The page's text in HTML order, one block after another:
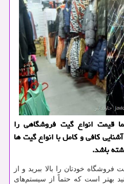
قیمت انواع گیت فروشگاهی را
كافی و كامل با انواع گیت ها
باشد.
فروشگاه خودتان را بالا ببرید و از
بهتر است که حتماً از سیستم‌های